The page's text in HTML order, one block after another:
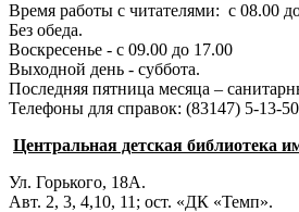
Время работы с читателями: с 08.00
Без обеда.
Воскресенье - с 09.00 до 17.00
Выходной день - суббота.
Последняя пятница месяца –
Телефоны для справок: (83147) 5-13-
Центральная детская библиотека
Ул. Горького, 18А.
Авт. 2, 3, 4,10, 11; ост. «ДК «Темп».